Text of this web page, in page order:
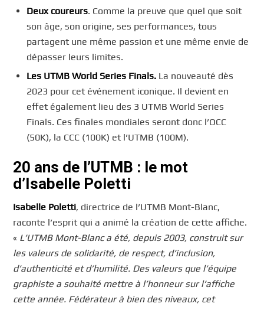
Deux coureurs. Comme la preuve que quel que soit
son âge, son origine, ses performances, tous
partagent une même passion et une même envie de
dépasser leurs limites.
Les UTMB World Series Finals. La nouveauté dès
2023 pour cet événement iconique. Il devient en
effet également lieu des 3 UTMB World Series
Finals. Ces finales mondiales seront donc l’OCC
(50K), la CCC (100K) et l’UTMB (100M).
20 ans de l’UTMB : le mot
d’Isabelle Poletti
Isabelle Poletti, directrice de l’UTMB Mont-Blanc,
raconte l’esprit qui a animé la création de cette affiche.
« L’UTMB Mont-Blanc a été, depuis 2003, construit sur
les valeurs de solidarité, de respect, d’inclusion,
d’authenticité et d’humilité. Des valeurs que l’équipe
graphiste a souhaité mettre à l’honneur sur l’affiche
cette année. Fédérateur à bien des niveaux, cet